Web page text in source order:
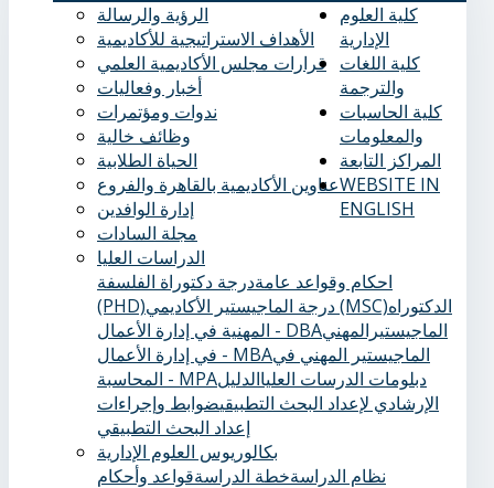
الرؤية والرسالة
الأهداف الاستراتيجية للأكاديمية
قرارات مجلس الأكاديمية العلمي
أخبار وفعاليات
ندوات ومؤتمرات
وظائف خالية
الحياة الطلابية
عناوين الأكاديمية بالقاهرة والفروع
إدارة الوافدين
كلية العلوم
الإدارية
مجلة السادات
الدراسات العليا
احكام وقواعد عامةدرجة دكتوراة الفلسفة
(PHD)
درجة الماجيستير الأكاديمي (MSC)الدكتوراه
المهنية في إدارة الأعمال - DBAالماجيستيرالمهني
في إدارة الأعمال - MBAالماجيستير المهني في
المحاسبة - MPA
دبلومات الدرسات العلياالدليل
الإرشادي لإعداد البحث التطبيقيضوابط وإجراءات
إعداد البحث التطبيقي
بكالوريوس العلوم الإدارية
نظام الدراسةخطة الدراسةقواعد وأحكام
كلية اللغات
والترجمة
كلية الحاسبات
والمعلومات
المراكز التابعة
WEBSITE IN
ENGLISH